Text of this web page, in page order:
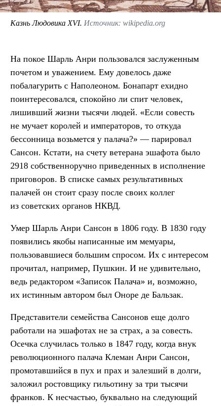
Казнь Людовика XVI. Источник: wikipedia.org
На покое Шарль Анри пользовался заслуженным
почетом и уважением. Ему довелось даже
побалагурить с Наполеоном. Бонапарт ехидно
поинтересовался, спокойно ли спит человек,
лишивший жизни тысячи людей. «Если совесть
не мучает королей и императоров, то откуда
бессонница возьмется у палача?» — парировал
Сансон. Кстати, на счету ветерана эшафота было
2918 собственноручно приведенных в исполнение
приговоров. В списке самых результативных
палачей он стоит сразу после своих коллег
из советских органов НКВД.
Умер Шарль Анри Сансон в 1806 году. В 1830 году
появились якобы написанные им мемуары,
пользовавшиеся большим спросом. Их с интересом
прочитал, например, Пушкин. И не удивительно,
ведь редактором «Записок Палача» и, возможно,
их истинным автором был Оноре де Бальзак.
Представители семейства Сансонов еще долго
работали на эшафотах не за страх, а за совесть.
Осечка случилась только в 1847 году, когда внук
революционного палача Клеман Анри Сансон,
промотавшийся в пух и прах и залезший в долги,
заложил ростовщику гильотину за три тысячи
франков. К несчастью, буквально на следующий